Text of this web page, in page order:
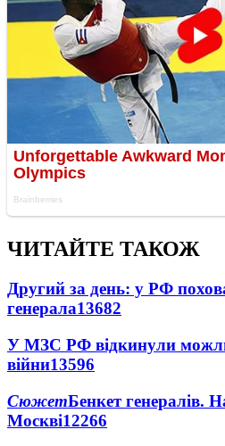
ЧИТАЙТЕ ТАКОЖ
Другий за день: у РФ
генерала13682
У МЗС РФ відкинули
війни13596
СюжетБенкет генералів.
Москві12266